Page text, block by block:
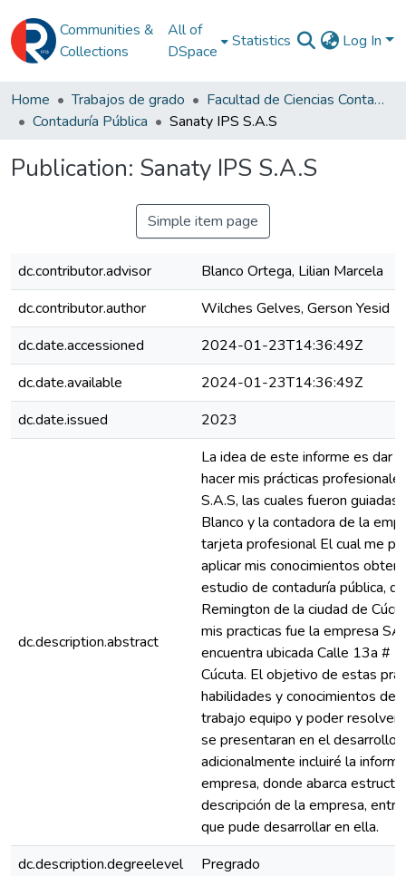
Communities &
Collections
All of
DSpace
Statistics Log In
Home Trabajos de grado
Facultad de Ciencias Contables
Contaduría Pública
Sanaty IPS S.A.S
Publication: Sanaty IPS S.A.S
Simple item page
dc.contributor.advisor
Blanco Ortega, Lilian Marcela
dc.contributor.author
Wilches Gelves, Gerson Yesid
dc.date.accessioned
2024-01-23T14:36:49Z
dc.date.available
2024-01-23T14:36:49Z
dc.date.issued
2023
dc.description.abstract
La idea de este informe es dar
hacer mis prácticas
S.A.S, las cuales fueron
Blanco y la contadora de la
tarjeta profesional El cual me
aplicar mis conocimientos
estudio de contaduría pública,
Remington de la ciudad de
mis practicas fue la empresa
encuentra ubicada Calle 13a #
Cúcuta. El objetivo de estas
habilidades y conocimientos
trabajo equipo y poder
se presentaran en el desarrollo
adicionalmente incluiré la
empresa, donde abarca
descripción de la empresa,
que pude desarrollar en ella.
dc.description.degreelevel
Pregrado